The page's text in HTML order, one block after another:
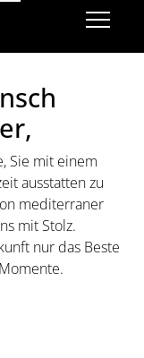
Sie mit einem
ausstatten zu
mediterraner
mit Stolz.
nur das Beste